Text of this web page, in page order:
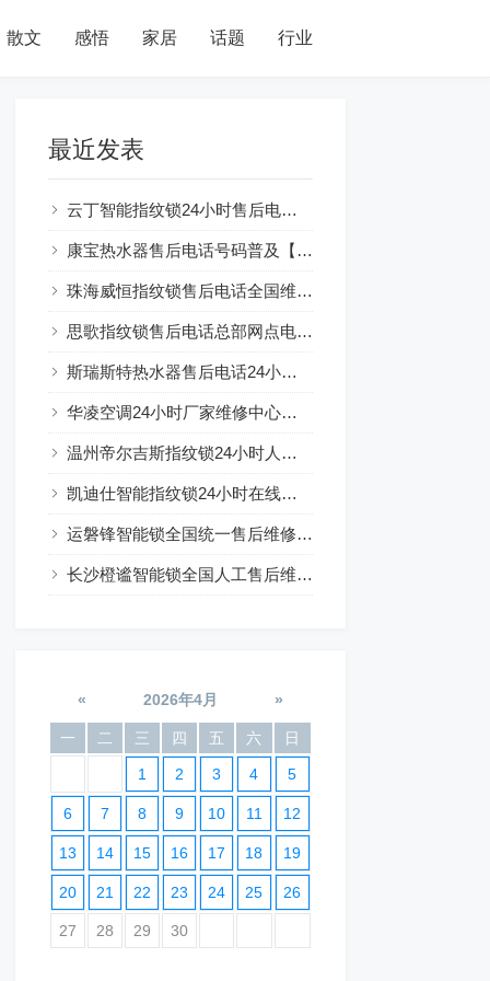
散文 感悟 家居 话题 行业
最近发表
云丁智能指纹锁24小时售后电话人工400客服电话
康宝热水器售后电话号码普及【燃气热水器水气双调：节能环保新选择】
珠海威恒指纹锁售后电话全国维修网点及电话号码查询
思歌指纹锁售后电话总部网点电话查询
斯瑞斯特热水器售后电话24小时解释☞房东装热水器可以吗？注意事项一览
华凌空调24小时厂家维修中心服务总部
温州帝尔吉斯指纹锁24小时人工服务热线电话全国
凯迪仕智能指纹锁24小时在线咨询热线
运磐锋智能锁全国统一售后维修24小时预约
长沙橙谧智能锁全国人工售后维修电话24小时服务
« 2026年4月 »
一 二 三 四 五 六 日
1 2 3 4 5
6 7 8 9 10 11 12
13 14 15 16 17 18 19
20 21 22 23 24 25 26
27 28 29 30